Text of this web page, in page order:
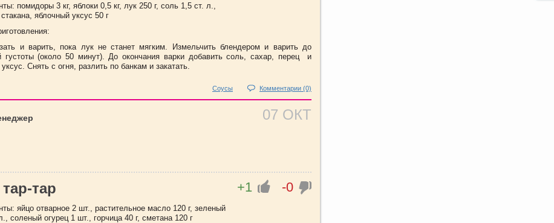
помидоры 3 кг, яблоки 0,5 кг, лук 250 г, соль 1,5 ст. л.,
яблочный уксус 50 г
и варить, пока лук не станет мягким. Измельчить блендером и варить до
густоты (около 50 минут). До окончания варки добавить соль, сахар, перец и
Снять с огня, разлить по банкам и закатать.
Соусы Комментарии (0)
07 ОКТ
+1 -0
тар
яйцо отварное 2 шт., растительное масло 120 г, зеленый
соленый огурец 1 шт., горчица 40 г, сметана 120 г